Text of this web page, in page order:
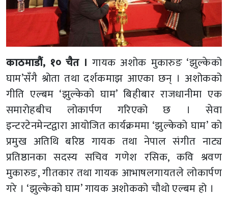
काठमाडौं, १० चैत । गायक अशोक मुकारुङ ‘झुल्केको
घाम’सँगै श्रोता तथा दर्शकमाझ आएका छन् । अशोकको
गीति एल्बम ‘झुल्केको घाम’ बिहीबार राजधानीमा एक
समारोहबीच लोकार्पण गरिएको छ । सेवा
इन्टरटेनमेन्टद्वारा आयोजित कार्यक्रममा ‘झुल्केको घाम’ को
प्रमुख अतिथि बरिष्ठ गायक तथा नेपाल संगीत नाट्य
प्रतिष्ठानका सदस्य सचिव गणेश रसिक, कवि श्रवण
मुकारुङ, गीतकार तथा गायक आभाषलगायतले लोकार्पण
गरे । ‘झुल्केको घाम’ गायक अशोकको चौथो एल्बम हो ।